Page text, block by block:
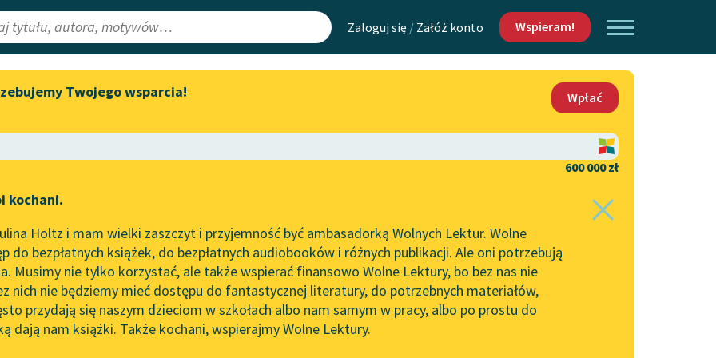
Zaloguj się / Załóż konto Wspieram!
Lektury
redakcyjne
Aktualności
Zapraszamy na spotkanie
literatury skandynawskiej
Wolne Lektury na 32.
Pol’and’Rock Festivalu
„Kochanek Lady Chatterley”
do słuchania na Wolnych
Lekturach
Nowy audiobook – „Marzenie
Mapa Wolnych Lektur
Leśmianator
API
OAI-PMH
Widget Wolnych Lektur
Kontakt
O projekcie
Zasady wykorzystania
Wolnych Lektur
Logotypy
Materiały promocyjne
Twojego wsparcia!
Wpłać
600 000 zł
kochani.
Holtz i mam wielki zaszczyt i przyjemność być ambasadorką Wolnych Lektur. Wolne
do bezpłatnych książek, do bezpłatnych audiobooków i różnych publikacji. Ale oni potrzebują
Musimy nie tylko korzystać, ale także wspierać finansowo Wolne Lektury, bo bez nas nie
nich nie będziemy mieć dostępu do fantastycznej literatury, do potrzebnych materiałów,
przydają się naszym dzieciom w szkołach albo nam samym w pracy, albo po prostu do
dają nam książki. Także kochani, wspierajmy Wolne Lektury.
✖ Cecylia Walewska✖